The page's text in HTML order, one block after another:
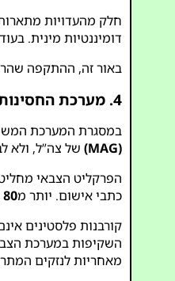
חלק מהעדויות
דומיננטיות מינית.
באור זה, ההתקפה
4. מערכת החסינות תחת החוק הצבאי הישראלי
במסגרת המערכת
(MAG)
של צה”ל, ולא
הפרקליט הצבאי
כתבי אישום. יותר מ80 אחוזים
קורבנות פלסטינים
השקיפות במערכת
מאחריות לנזקים